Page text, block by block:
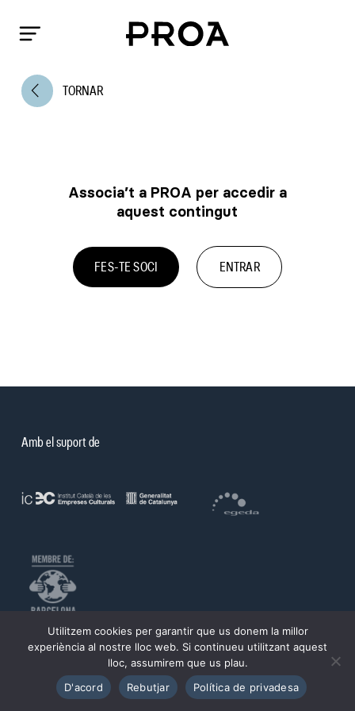
arrow_back_ios TORNAR
Associa’t a PROA per accedir a
aquest contingut
FES-TE SOCI ENTRAR
Amb el suport de
©PROA 2026.
Política de privadesa Avís legal
Utilitzem cookies per garantir que us donem la millor
experiència al nostre lloc web. Si continueu utilitzant aquest
lloc, assumirem que us plau.
D'acord
Rebutjar Política de privadesa